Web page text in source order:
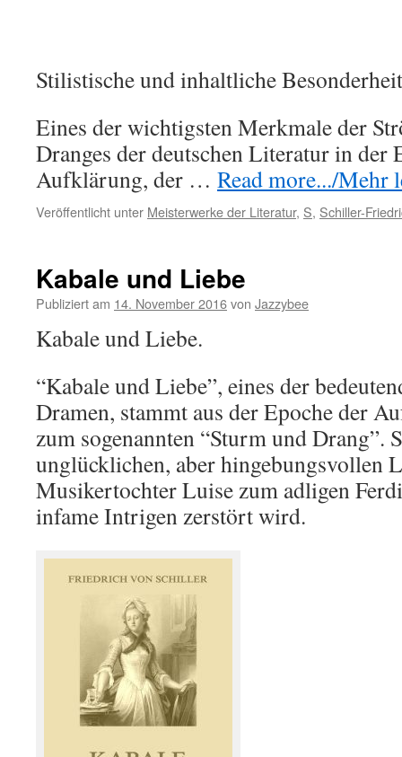
Stilistische und inhaltliche
Eines der wichtigsten Merkmale der
Dranges der deutschen Literatur in der
Aufklärung, der … Read more.../Mehr
Veröffentlicht unter Meisterwerke der Literatur, S, Schiller-
Kabale und Liebe
Publiziert am 14. November 2016von Jazzybee
Kabale und Liebe.
“Kabale und Liebe”, eines der
Dramen, stammt aus der Epoche der
zum sogenannten “Sturm und Drang”.
unglücklichen, aber hingebungsvollen
Musikertochter Luise zum adligen
infame Intrigen zerstört wird.